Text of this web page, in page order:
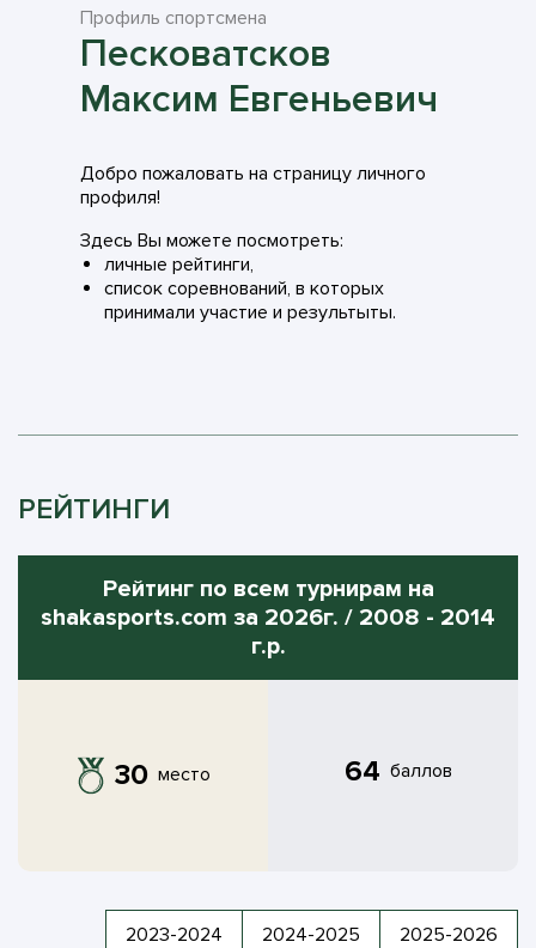
Профиль спортсмена
Песковатсков
Максим Евгеньевич
Добро пожаловать на страницу личного
профиля!
Здесь Вы можете посмотреть:
личные рейтинги,
список соревнований, в которых
принимали участие и результыты.
РЕЙТИНГИ
Рейтинг по всем турнирам на
shakasports.com за 2026г. / 2008 - 2014
г.р.
30 место 64 баллов
2023-2024 2024-2025 2025-2026